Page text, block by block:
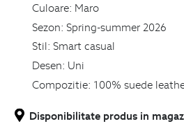
Culoare: Maro
Sezon: Spring-summer 2026
Stil: Smart casual
Desen: Uni
Compozitie: 100% suede
Disponibilitate produs in